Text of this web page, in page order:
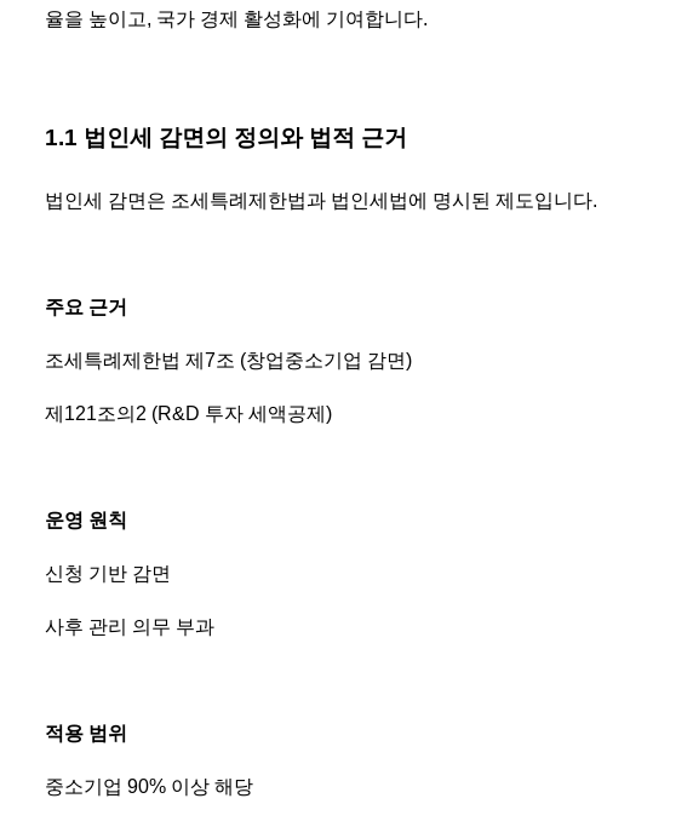
율을 높이고, 국가 경제 활성화에 기여합니다.
1.1 법인세 감면의 정의와 법적 근거
법인세 감면은 조세특례제한법과 법인세법에 명시된 제도입니다.
주요 근거
조세특례제한법 제7조 (창업중소기업 감면)
제121조의2 (R&D 투자 세액공제)
운영 원칙
신청 기반 감면
사후 관리 의무 부과
적용 범위
중소기업 90% 이상 해당